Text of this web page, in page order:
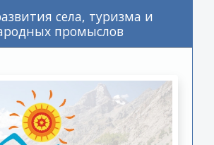
села, туризма и
промыслов